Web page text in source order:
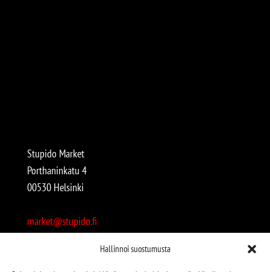
Hallinnoi suostumusta
Stupido Market
Porthaninkatu 4
00530 Helsinki
market@stupido.fi